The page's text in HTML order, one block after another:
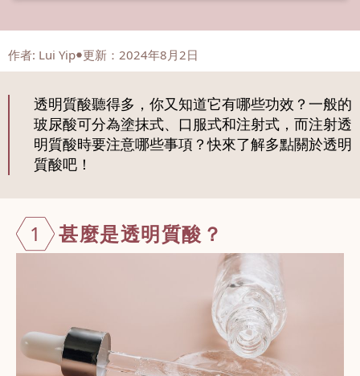
作者: Lui Yip 更新：2024年8月2日
透明質酸聽得多，你又知道它有哪些功效？一般的
玻尿酸可分為塗抹式、口服式和注射式，而注射透
明質酸時要注意哪些事項？快來了解多點關於透明
質酸吧！
1 甚麼是透明質酸？